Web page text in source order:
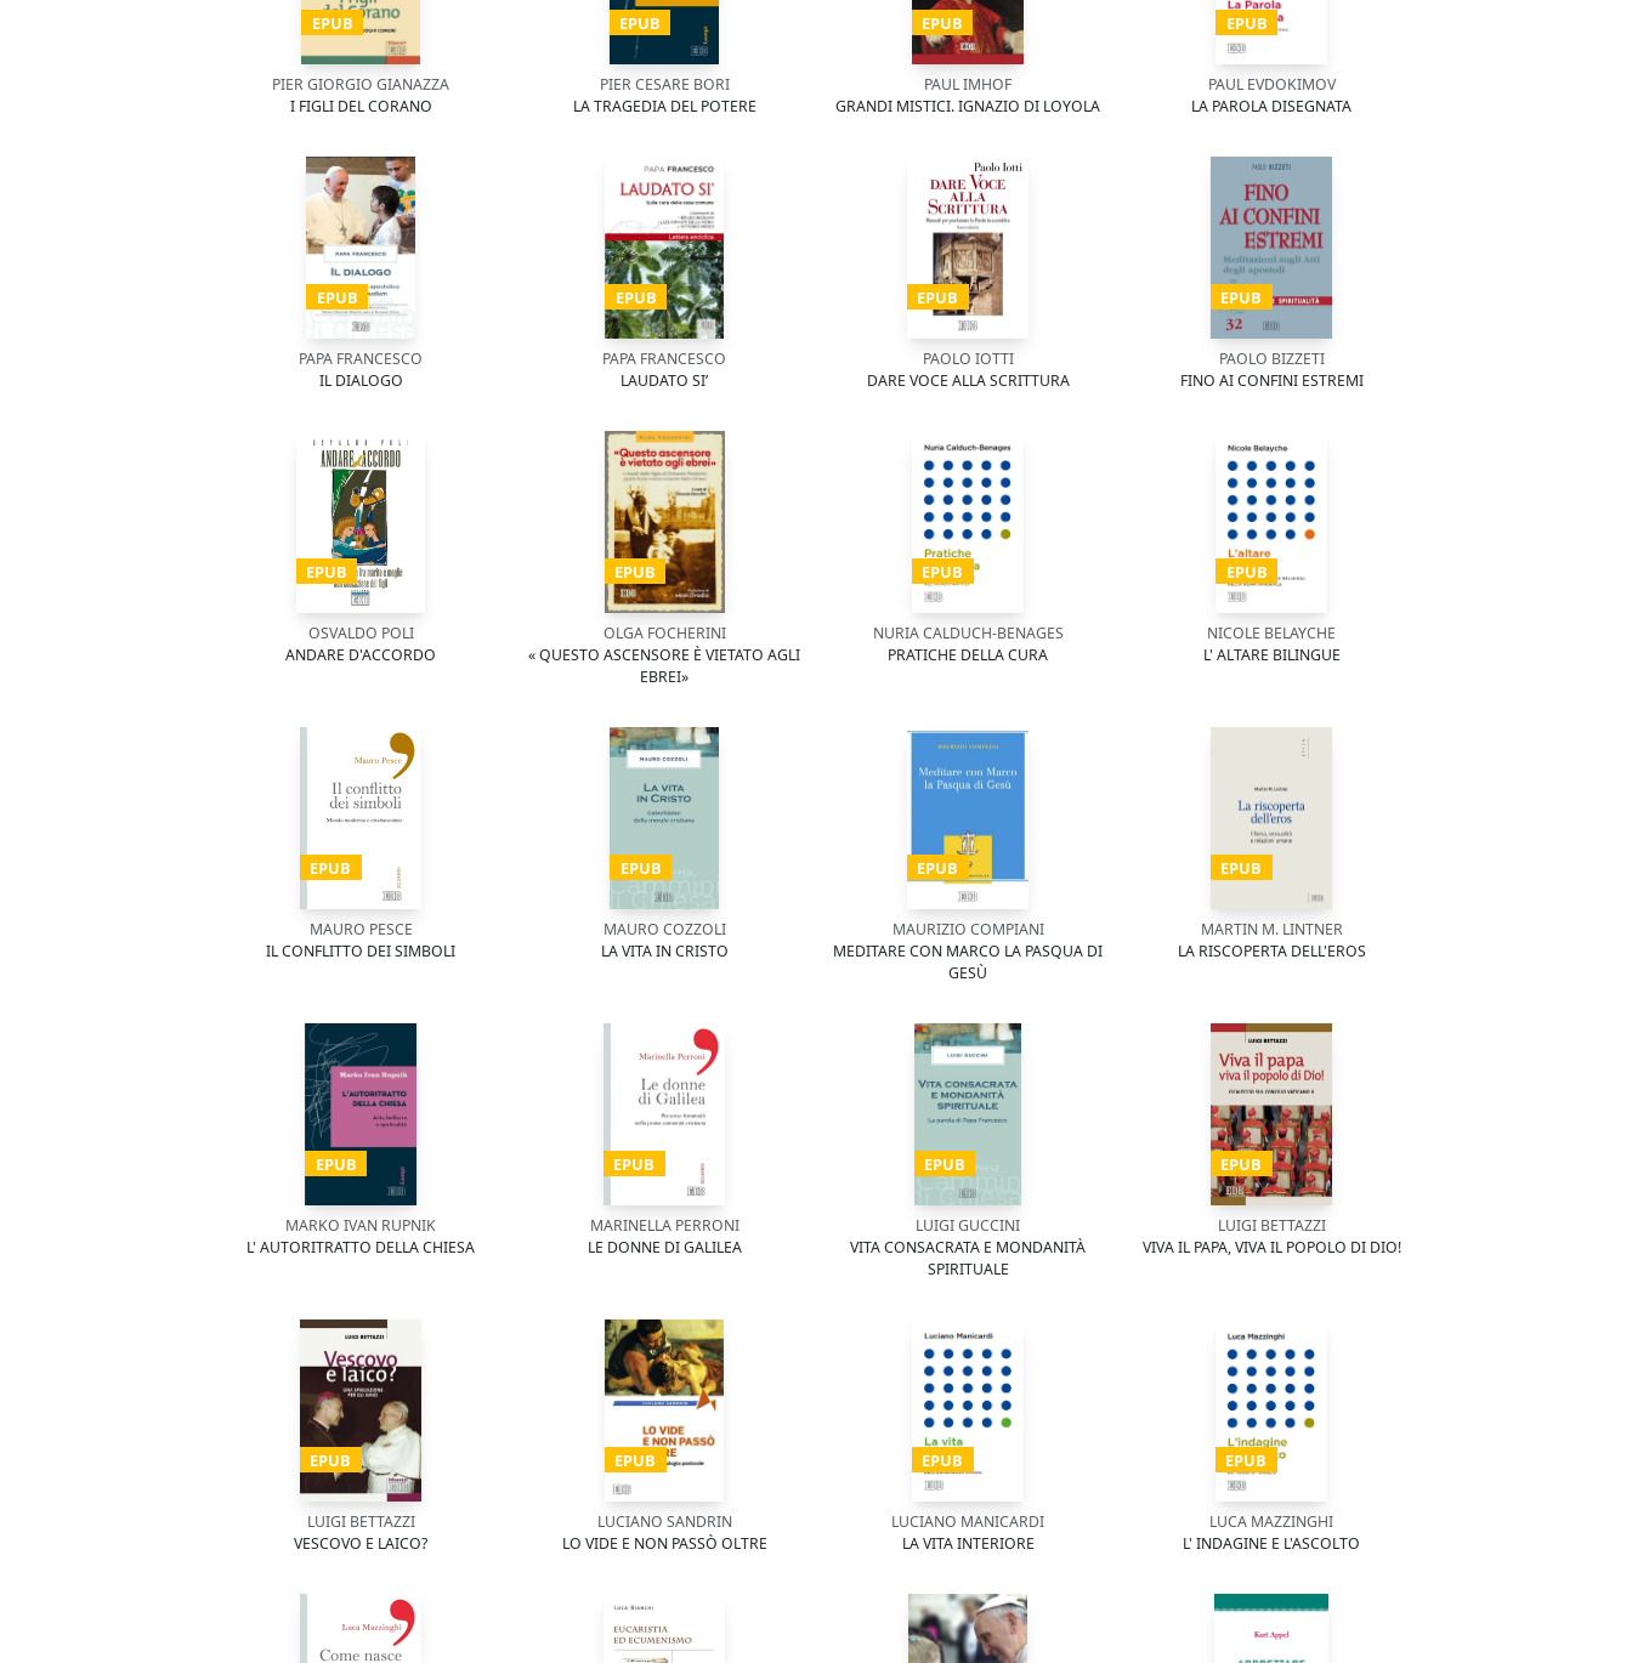
EPUB
PIER GIORGIO GIANAZZA
I FIGLI DEL CORANO
EPUB
PIER CESARE BORI
LA TRAGEDIA DEL POTERE
EPUB
PAUL IMHOF
GRANDI MISTICI. IGNAZIO DI LOYOLA
EPUB
PAUL EVDOKIMOV
LA PAROLA DISEGNATA
EPUB
PAPA FRANCESCO
IL DIALOGO
EPUB
PAPA FRANCESCO
LAUDATO SI’
EPUB
PAOLO IOTTI
DARE VOCE ALLA SCRITTURA
EPUB
PAOLO BIZZETI
FINO AI CONFINI ESTREMI
EPUB
OSVALDO POLI
ANDARE D'ACCORDO
EPUB
OLGA FOCHERINI
« QUESTO ASCENSORE È VIETATO AGLI
EBREI»
EPUB
NURIA CALDUCH-BENAGES
PRATICHE DELLA CURA
EPUB
NICOLE BELAYCHE
L' ALTARE BILINGUE
EPUB
MAURO PESCE
IL CONFLITTO DEI SIMBOLI
EPUB
MAURO COZZOLI
LA VITA IN CRISTO
EPUB
MAURIZIO COMPIANI
MEDITARE CON MARCO LA PASQUA DI
GESÙ
EPUB
MARTIN M. LINTNER
LA RISCOPERTA DELL'EROS
EPUB
MARKO IVAN RUPNIK
L' AUTORITRATTO DELLA CHIESA
EPUB
MARINELLA PERRONI
LE DONNE DI GALILEA
EPUB
LUIGI GUCCINI
VITA CONSACRATA E MONDANITÀ
SPIRITUALE
EPUB
LUIGI BETTAZZI
VIVA IL PAPA, VIVA IL POPOLO DI DIO!
EPUB
LUIGI BETTAZZI
VESCOVO E LAICO?
EPUB
LUCIANO SANDRIN
LO VIDE E NON PASSÒ OLTRE
EPUB
LUCIANO MANICARDI
LA VITA INTERIORE
EPUB
LUCA MAZZINGHI
L' INDAGINE E L'ASCOLTO